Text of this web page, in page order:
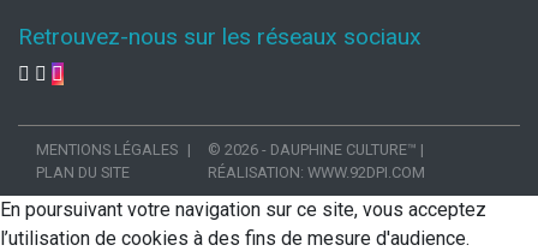
Retrouvez-nous sur les réseaux sociaux
MENTIONS LÉGALES
PLAN DU SITE
© 2026 - DAUPHINE CULTURE™ |
RÉALISATION: WWW.92DPI.COM
En poursuivant votre navigation sur ce site, vous acceptez
l’utilisation de cookies à des fins de mesure d'audience.